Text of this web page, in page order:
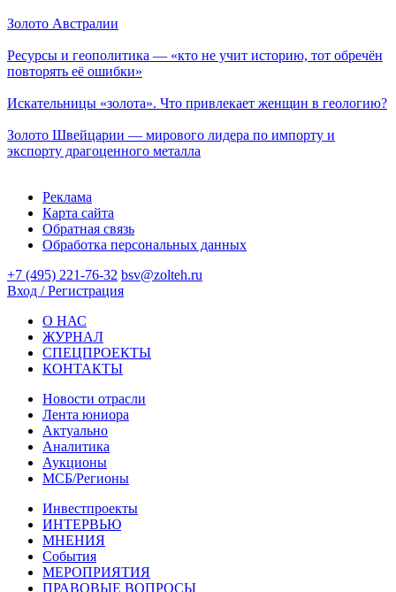
Золото Австралии
Ресурсы и геополитика — «кто не учит историю, тот обречён
повторять её ошибки»
Искательницы «золота». Что привлекает женщин в геологию?
Золото Швейцарии — мирового лидера по импорту и
экспорту драгоценного металла
Реклама
Карта сайта
Обратная связь
Обработка персональных данных
+7 (495) 221-76-32 bsv@zolteh.ru
Вход / Регистрация
О НАС
ЖУРНАЛ
СПЕЦПРОЕКТЫ
КОНТАКТЫ
Новости отрасли
Лента юниора
Актуально
Аналитика
Аукционы
МСБ/Регионы
Инвестпроекты
ИНТЕРВЬЮ
МНЕНИЯ
События
МЕРОПРИЯТИЯ
ПРАВОВЫЕ ВОПРОСЫ